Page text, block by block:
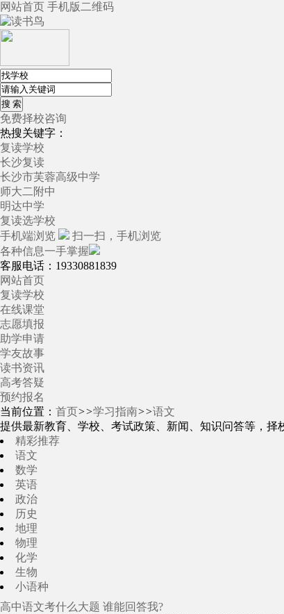
网站首页 手机版 二维码
免费择校咨询
热搜关键字：
复读学校
长沙复读
长沙市芙蓉高级中学
师大二附中
明达中学
复读选学校
手机端浏览
扫一扫，手机浏览
各种信息一手掌握
客服电话：19330881839
网站首页
复读学校
在线课堂
志愿填报
助学申请
学友故事
读书资讯
高考答疑
预约报名
当前位置： 首页>>学习指南>>语文
提供最新教育、学校、考试政策、新闻、知识问答等，择
精彩推荐
语文
数学
英语
政治
历史
地理
物理
化学
生物
小语种
高中语文考什么大题 谁能回答我?